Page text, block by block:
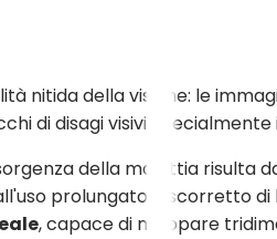
nitida della visione: le
di disagi visivi
della malattia
prolungato e scorretto
, capace di mappare